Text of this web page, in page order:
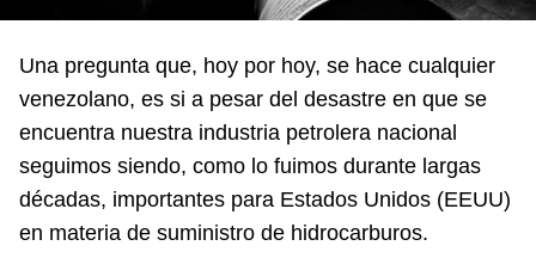
Una pregunta que, hoy por hoy, se hace cualquier
venezolano, es si a pesar del desastre en que se
encuentra nuestra industria petrolera nacional
seguimos siendo, como lo fuimos durante largas
décadas, importantes para Estados Unidos (EEUU)
en materia de suministro de hidrocarburos.